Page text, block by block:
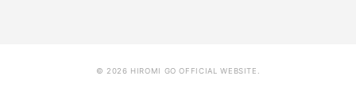
© 2026 HIROMI GO OFFICIAL WEBSITE.